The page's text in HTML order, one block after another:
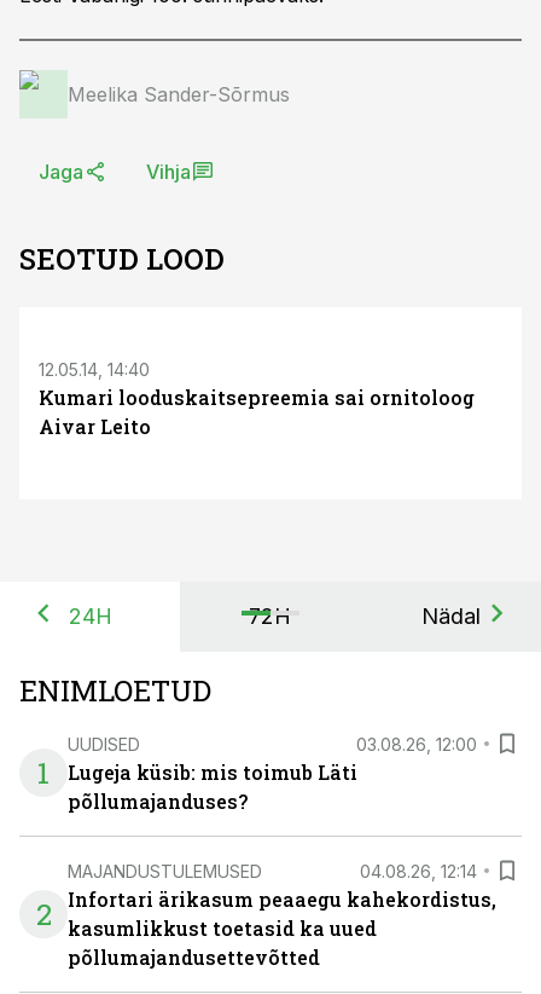
Meelika Sander-Sõrmus
Jaga Vihja
SEOTUD LOOD
12.05.14, 14:40
Kumari looduskaitsepreemia sai ornitoloog
Aivar Leito
24H 72H Nädal
ENIMLOETUD
1
UUDISED 03.08.26, 12:00
Lugeja küsib: mis toimub Läti
põllumajanduses?
2
MAJANDUSTULEMUSED 04.08.26, 12:14
Infortari ärikasum peaaegu kahekordistus,
kasumlikkust toetasid ka uued
põllumajandusettevõtted